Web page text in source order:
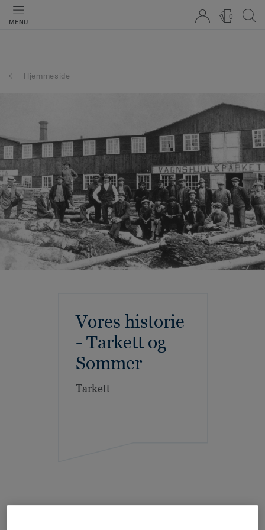
MENU
0
Hjemmeside
Vores historie
- Tarkett og
Sommer
Tarkett